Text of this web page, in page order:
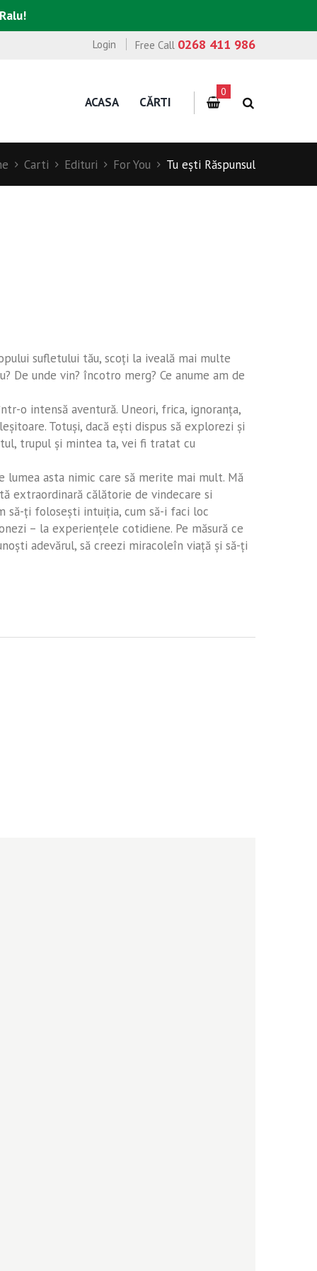
Free Call 0268 411 986
Login
ACASA CĂRTI
0
Carti Edituri For You Tu eşti Răspunsul
sufletului tău, scoţi la iveală mai multe
De unde vin? încotro merg? Ce anume am de
o intensă aventură. Uneori, frica, ignoranţa,
Totuşi, dacă eşti dispus să explorezi şi
trupul şi mintea ta, vei fi tratat cu
lumea asta nimic care să merite mai mult. Mă
extraordinară călătorie de vindecare si
să-ţi foloseşti intuiţia, cum să-i faci loc
– la experienţele cotidiene. Pe măsură ce
adevărul, să creezi miracoleîn viaţă şi să-ţi